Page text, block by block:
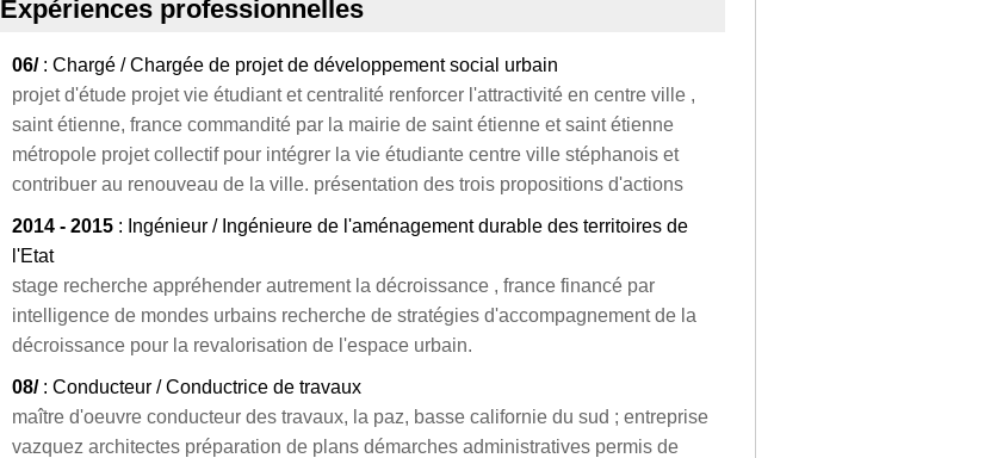
Expériences professionnelles
06/: Chargé / Chargée de projet de développement social urbain
projet d'étude projet vie étudiant et centralité renforcer l'attractivité en centre ville ,
saint étienne, france commandité par la mairie de saint étienne et saint étienne
métropole projet collectif pour intégrer la vie étudiante centre ville stéphanois et
contribuer au renouveau de la ville. présentation des trois propositions d'actions
2014 - 2015 : Ingénieur / Ingénieure de l'aménagement durable des territoires de
l'Etat
stage recherche appréhender autrement la décroissance , france financé par
intelligence de mondes urbains recherche de stratégies d'accompagnement de la
décroissance pour la revalorisation de l'espace urbain.
08/: Conducteur / Conductrice de travaux
maître d'oeuvre conducteur des travaux, la paz, basse californie du sud ; entreprise
vazquez architectes préparation de plans démarches administratives permis de